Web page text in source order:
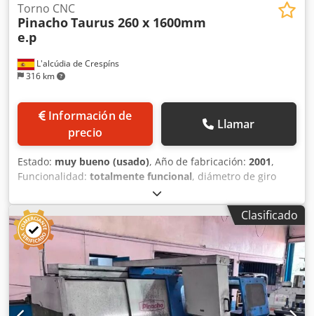
L'alcúdia de Crespíns
316 km
Torno CNC
PinachoTaurus 260 x 1600mm
e.p
Información de
precio
Llamar
Estado: muy bueno (usado), Año de fabricación: 2001,
Funcionalidad: totalmente funcional, diámetro de giro
310 mm
mm, diámetro de giro:520 mm, agujero del husillo:80
mm, velocidad del cabezal (máx.):2.500 rpm, Torno
Pinacho CNC Modelo Taurus-260 x 1500mm e.p con control
CNC Fagor 8055, diametro sobre bancada 520mm,diametro
sobre carro transversal 310mm,agujero de la caña 80
mm,velocidades variables de 0-2500rpm,torno con plato
universal de 3 garras de diametro 250 mm ,torreta de
cambio rapido manual, con luneta fija , a este torno se le
Clasificado